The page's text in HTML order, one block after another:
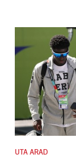
UTA ARAD